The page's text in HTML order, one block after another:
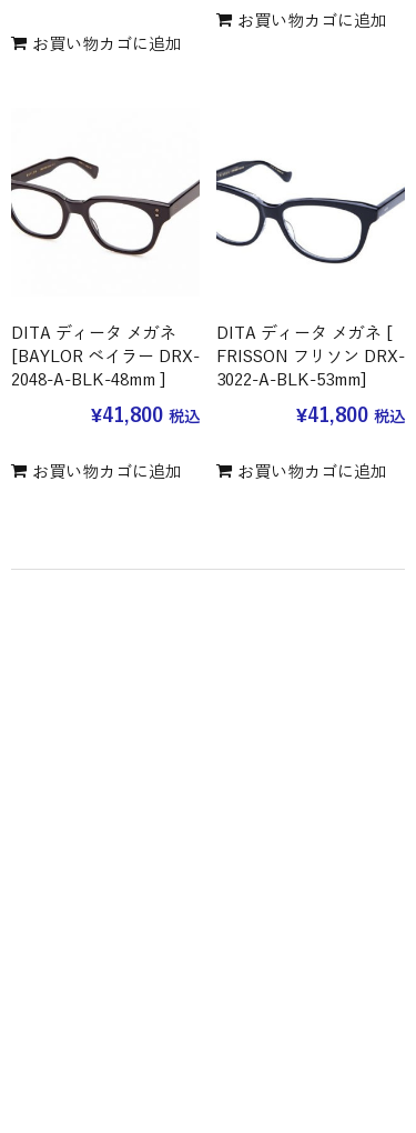
お買い物カゴに追加
お買い物カゴに追加
DITA ディータ メガネ
[BAYLOR ベイラー DRX-
2048-A-BLK-48mm ]
¥41,800 税込
お買い物カゴに追加
DITA ディータ メガネ [
FRISSON フリソン DRX-
3022-A-BLK-53mm]
¥41,800 税込
お買い物カゴに追加